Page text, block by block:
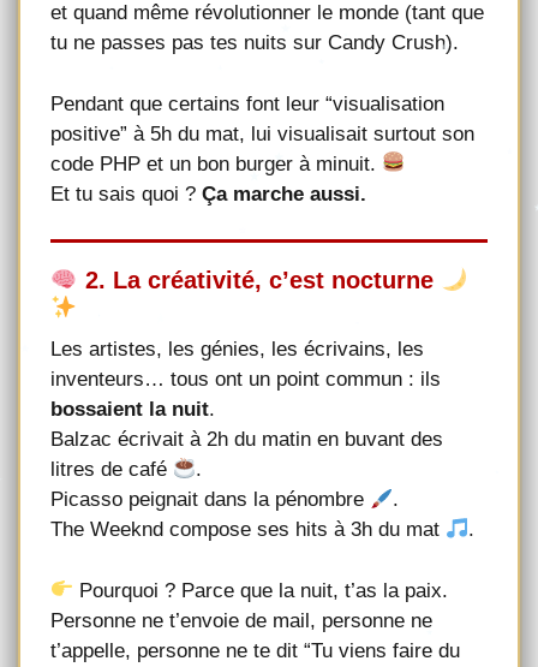
et quand même révolutionner le monde (tant que
tu ne passes pas tes nuits sur Candy Crush).
Pendant que certains font leur “visualisation
positive” à 5h du mat, lui visualisait surtout son
code PHP et un bon burger à minuit.
Et tu sais quoi ? Ça marche aussi.
2. La créativité, c’est nocturne
Les artistes, les génies, les écrivains, les
inventeurs… tous ont un point commun : ils
bossaient la nuit.
Balzac écrivait à 2h du matin en buvant des
litres de café
.
Picasso peignait dans la pénombre
.
The Weeknd compose ses hits à 3h du mat
.
Pourquoi ? Parce que la nuit, t’as la paix.
Personne ne t’envoie de mail, personne ne
t’appelle, personne ne te dit “Tu viens faire du